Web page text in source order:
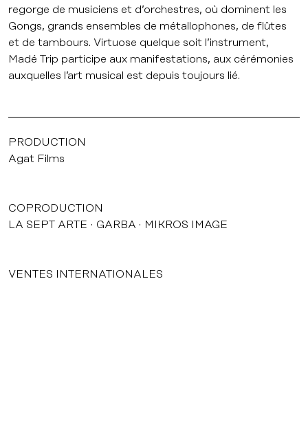
regorge de musiciens et d’orchestres, où dominent les
Gongs, grands ensembles de métallophones, de flûtes
et de tambours. Virtuose quelque soit l’instrument,
Madé Trip participe aux manifestations, aux cérémonies
auxquelles l’art musical est depuis toujours lié.
PRODUCTION
Agat Films
COPRODUCTION
LA SEPT ARTE
GARBA MIKROS IMAGE
VENTES INTERNATIONALES